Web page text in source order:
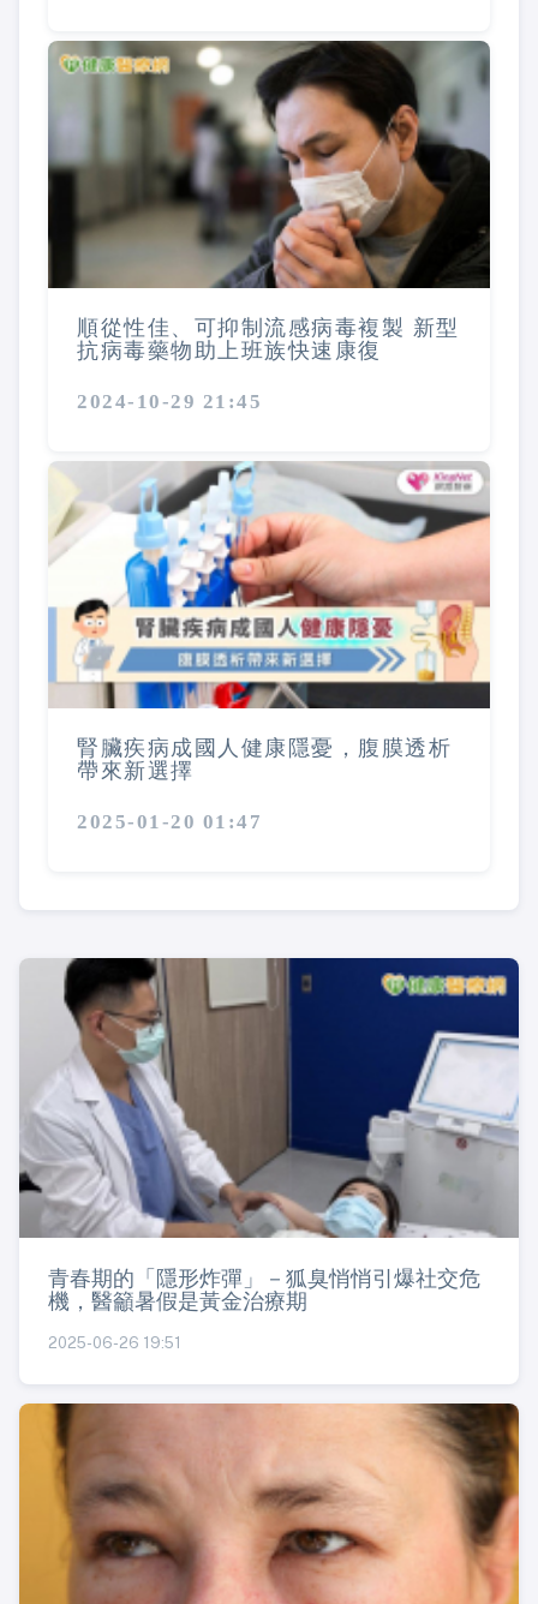
順從性佳、可抑制流感病毒複製 新型
抗病毒藥物助上班族快速康復
2024-10-29 21:45
腎臟疾病成國人健康隱憂，腹膜透析
帶來新選擇
2025-01-20 01:47
青春期的「隱形炸彈」－狐臭悄悄引爆社交危
機，醫籲暑假是黃金治療期
2025-06-26 19:51